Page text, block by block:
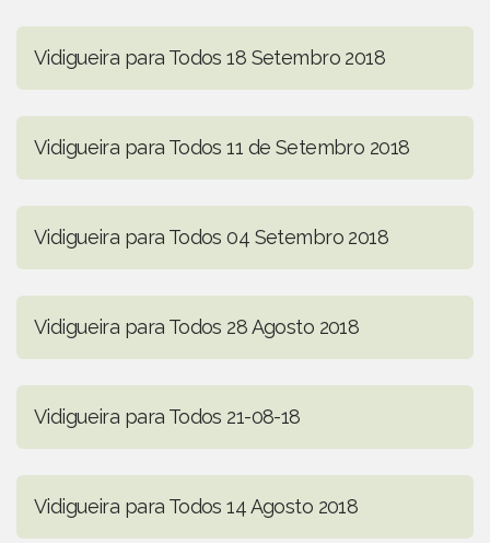
Vidigueira para Todos 18 Setembro 2018
Vidigueira para Todos 11 de Setembro 2018
Vidigueira para Todos 04 Setembro 2018
Vidigueira para Todos 28 Agosto 2018
Vidigueira para Todos 21-08-18
Vidigueira para Todos 14 Agosto 2018